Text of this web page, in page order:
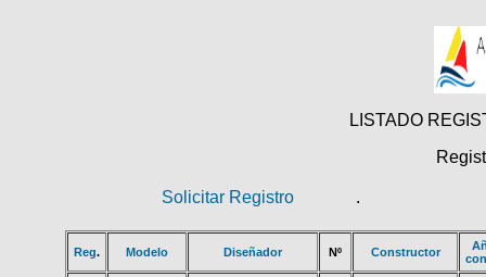
LISTADO
Solicitar Registro .
Reg. Modelo Diseñador Nº Constructor